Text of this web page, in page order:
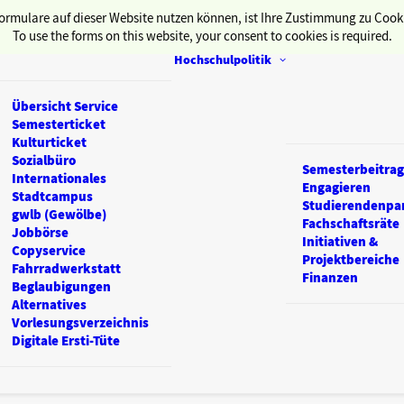
auf dieser Website nutzen können, ist Ihre Zustimmung zu
To use the forms on this website, your consent to cookies is required.
Übersicht Service
Semesterticket
Kulturticket
Sozialbüro
Internationales
Stadtcampus
gwlb (Gewölbe)
Jobbörse
Copyservice
Fahrradwerkstatt
Beglaubigungen
Alternatives
Vorlesungsverzeichnis
Digitale Ersti-Tüte
Hochschulpolitik
Semesterbeitrag
Engagieren
Fachschaftsräte
Initiativen &
Projektbereiche
Finanzen